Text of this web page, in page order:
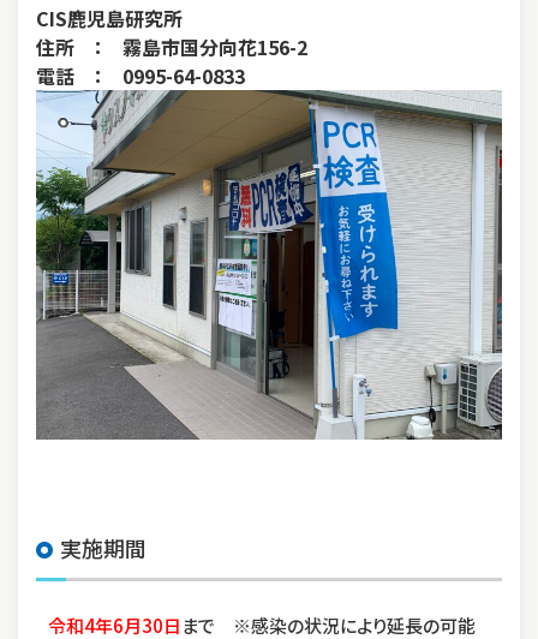
CIS鹿児島研究所
住所 ： 霧島市国分向花156-2
電話 ： 0995-64-0833
実施期間
令和4年6月30日まで ※感染の状況により延長の可能